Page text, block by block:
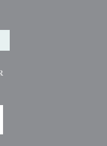
i et nytt vindu))
((åpner i et nytt